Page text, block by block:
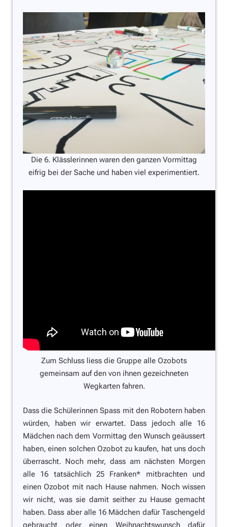
Die 6. Klässlerinnen waren den ganzen Vormittag
eifrig bei der Sache und haben viel experimentiert.
Zum Schluss liess die Gruppe alle Ozobots
gemeinsam auf den von ihnen gezeichneten
Wegkarten fahren.
Dass die Schülerinnen Spass mit den Robotern haben
würden, haben wir erwartet. Dass jedoch alle 16
Mädchen nach dem Vormittag den Wunsch geäussert
haben, einen solchen Ozobot zu kaufen, hat uns doch
überrascht. Noch mehr, dass am nächsten Morgen
alle 16 tatsächlich 25 Franken* mitbrachten und
einen Ozobot mit nach Hause nahmen. Noch wissen
wir nicht, was sie damit seither zu Hause gemacht
haben. Dass aber alle 16 Mädchen dafür Taschengeld
gebraucht oder einen Weihnachtswunsch dafür